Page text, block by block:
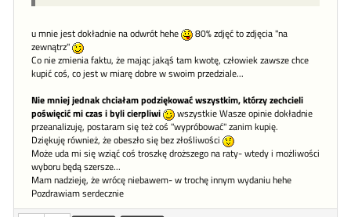
u mnie jest dokładnie na odwrót hehe
80% zdjęć to zdjęcia "na
zewnątrz"
Co nie zmienia faktu, że mając jakąś tam kwotę, człowiek zawsze chce
kupić coś, co jest w miarę dobre w swoim przedziale...
Nie mniej jednak chciałam podziękować wszystkim, którzy zechcieli
poświęcić mi czas i byli cierpliwi
wszystkie Wasze opinie dokładnie
przeanalizuję, postaram się też coś "wypróbować" zanim kupię.
Dziękuję również, że obeszło się bez złośliwości
Może uda mi się wziąć coś troszkę droższego na raty- wtedy i możliwości
wyboru będą szersze...
Mam nadzieję, że wrócę niebawem- w trochę innym wydaniu hehe
Pozdrawiam serdecznie